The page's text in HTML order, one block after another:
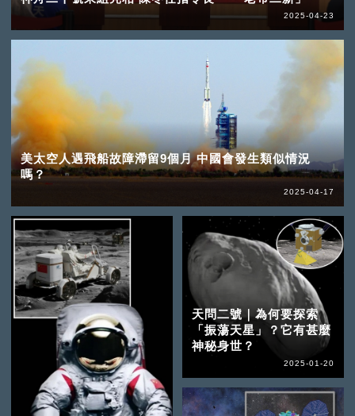
2025-04-23
美太空人遇飛船故障滯留9個月 中國會發生類似情況
嗎？
2025-04-17
天問二號｜為何要探索
「振蕩天星」？它有甚麼
神秘身世？
2025-01-20